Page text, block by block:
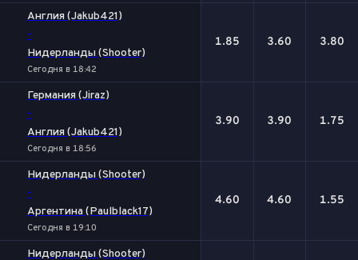
Англия (Jakub421)
-
Нидерланды (Shooter)
Сегодня в 18:42
1.85 3.60 3.80
Германия (Jiraz)
-
Англия (Jakub421)
Сегодня в 18:56
3.90 3.90 1.75
Нидерланды (Shooter)
-
Аргентина (Paulblack17)
Сегодня в 19:10
4.60 4.60 1.55
Нидерланды (Shooter)